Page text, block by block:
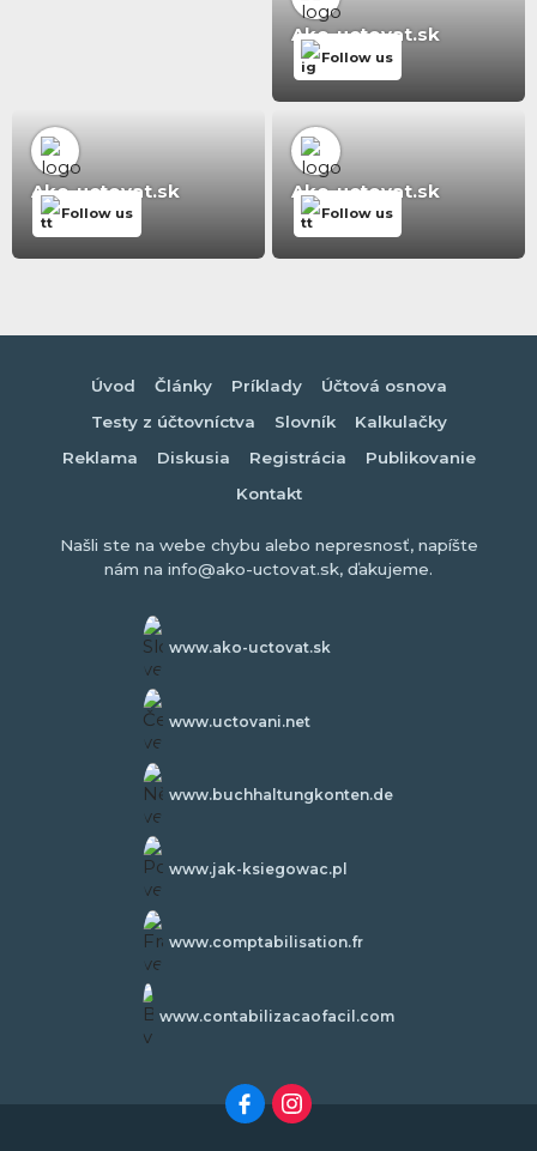
Ako-uctovat.sk
Follow us
Ako-uctovat.sk
Follow us
Ako-uctovat.sk
Follow us
Úvod Články Príklady
Účtová osnova
Testy z účtovníctva
Slovník
Kalkulačky
Reklama
Diskusia Registrácia
Publikovanie
Kontakt
Našli ste na webe chybu alebo nepresnosť, napíšte
nám na info@ako-uctovat.sk, ďakujeme.
www.ako-uctovat.sk
www.uctovani.net
www.buchhaltungkonten.de
www.jak-ksiegowac.pl
www.comptabilisation.fr
www.contabilizacaofacil.com